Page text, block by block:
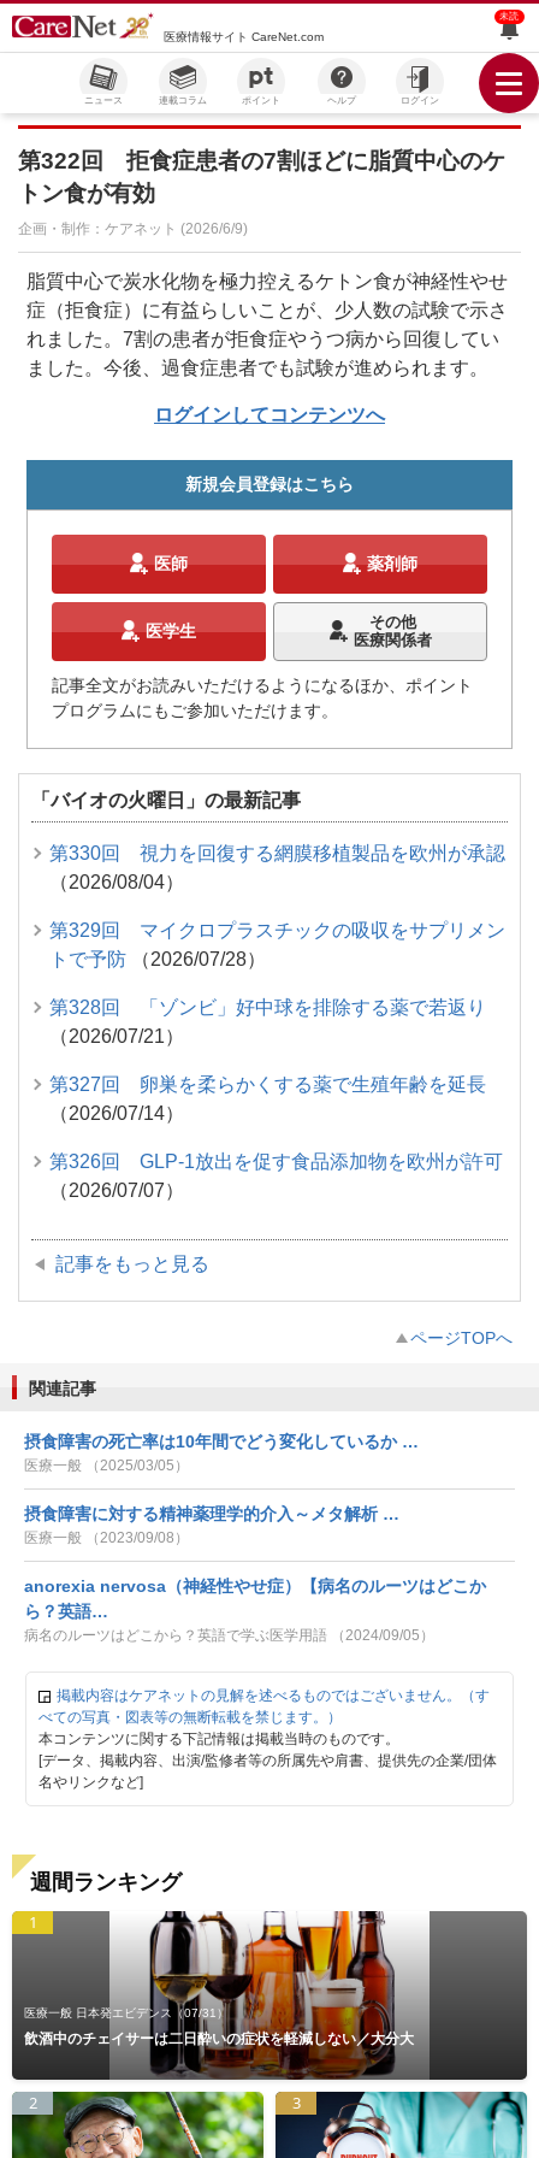
医療情報サイト CareNet.com
未読
ニュース 連載コラム ポイント ヘルプ ログイン
第322回 拒食症患者の7割ほどに脂質中心のケ
トン食が有効
企画・制作：ケアネット (2026/6/9)
脂質中心で炭水化物を極力控えるケトン食が神経性やせ
症（拒食症）に有益らしいことが、少人数の試験で示さ
れました。7割の患者が拒食症やうつ病から回復してい
ました。今後、過食症患者でも試験が進められます。
ログインしてコンテンツへ
新規会員登録はこちら
医師 薬剤師
医学生
その他
医療関係者
記事全文がお読みいただけるようになるほか、ポイント
プログラムにもご参加いただけます。
「バイオの火曜日」の最新記事
第330回 視力を回復する網膜移植製品を欧州が承認
（2026/08/04）
第329回 マイクロプラスチックの吸収をサプリメン
トで予防
（2026/07/28）
第328回 「ゾンビ」好中球を排除する薬で若返り
（2026/07/21）
第327回 卵巣を柔らかくする薬で生殖年齢を延長
（2026/07/14）
第326回 GLP-1放出を促す食品添加物を欧州が許可
（2026/07/07）
記事をもっと見る
ページTOPへ
関連記事
摂食障害の死亡率は10年間でどう変化しているか …
医療一般 （2025/03/05）
摂食障害に対する精神薬理学的介入～メタ解析 …
医療一般 （2023/09/08）
anorexia nervosa（神経性やせ症）【病名のルーツはどこか
ら？英語…
病名のルーツはどこから？英語で学ぶ医学用語 （2024/09/05）
掲載内容はケアネットの見解を述べるものではございません。（す
べての写真・図表等の無断転載を禁じます。）
本コンテンツに関する下記情報は掲載当時のものです。
[データ、掲載内容、出演/監修者等の所属先や肩書、提供先の企業/団体
名やリンクなど]
週間ランキング
1
医療一般 日本発エビデンス （07/31）
飲酒中のチェイサーは二日酔いの症状を軽減しない／大分大
2 3